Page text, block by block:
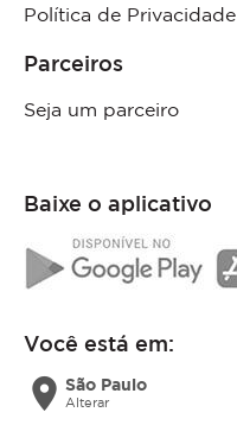
Política de Privacidade
Parceiros
Seja um parceiro
Baixe o aplicativo
Você está em:
location_on São Paulo
Alterar